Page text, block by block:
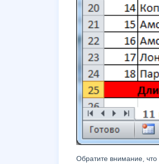
Обратите внимание,